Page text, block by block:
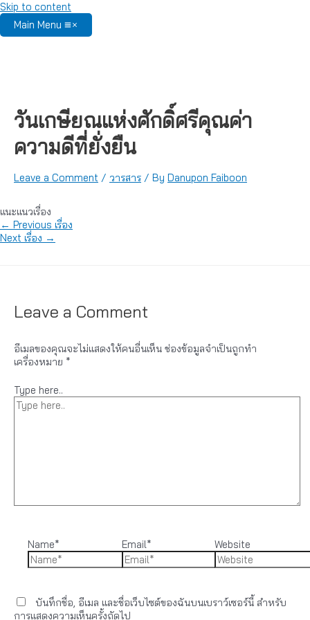
Skip to content
Main Menu
วันเกษียณแห่งศักดิ์ศรีคุณค่า
ความดีที่ยั่งยืน
Leave a Comment / วารสาร / By Danupon Faiboon
แนะแนวเรื่อง
← Previous เรื่อง
Next เรื่อง →
Leave a Comment
อีเมลของคุณจะไม่แสดงให้คนอื่นเห็น ช่องข้อมูลจำเป็นถูกทำ
เครื่องหมาย *
Type here..
Name* Email* Website
บันทึกชื่อ, อีเมล และชื่อเว็บไซต์ของฉันบนเบราว์เซอร์นี้ สำหรับ
การแสดงความเห็นครั้งถัดไป